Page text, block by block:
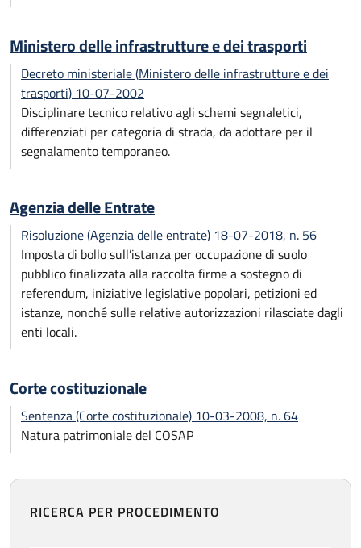
Ministero delle infrastrutture e dei trasporti
Decreto ministeriale (Ministero delle infrastrutture e dei
trasporti) 10-07-2002
Disciplinare tecnico relativo agli schemi segnaletici,
differenziati per categoria di strada, da adottare per il
segnalamento temporaneo.
Agenzia delle Entrate
Risoluzione (Agenzia delle entrate) 18-07-2018, n. 56
Imposta di bollo sull’istanza per occupazione di suolo
pubblico finalizzata alla raccolta firme a sostegno di
referendum, iniziative legislative popolari, petizioni ed
istanze, nonché sulle relative autorizzazioni rilasciate dagli
enti locali.
Corte costituzionale
Sentenza (Corte costituzionale) 10-03-2008, n. 64
Natura patrimoniale del COSAP
RICERCA PER PROCEDIMENTO